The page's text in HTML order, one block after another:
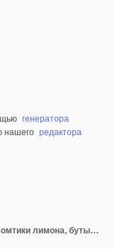
генератора
нашего редактора
Вид сверху сырая рыба, помидоры, ломтики лимона, бутылка масла на столе со свободным пространством